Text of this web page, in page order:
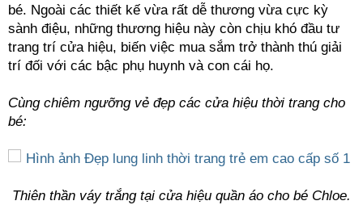
bé. Ngoài các thiết kế vừa rất dễ thương vừa cực kỳ
sành điệu, những thương hiệu này còn chịu khó đầu tư
trang trí cửa hiệu, biến việc mua sắm trở thành thú giải
trí đối với các bậc phụ huynh và con cái họ.
Cùng chiêm ngưỡng vẻ đẹp các cửa hiệu thời trang cho
bé:
Thiên thần váy trắng tại cửa hiệu quần áo cho bé Chloe.